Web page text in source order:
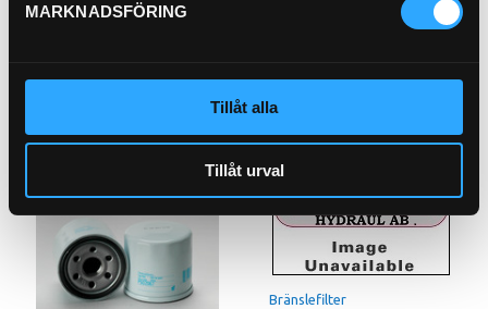
MARKNADSFÖRING
Tillåt alla
Tillåt urval
Andingsfilter
Bränslefilter